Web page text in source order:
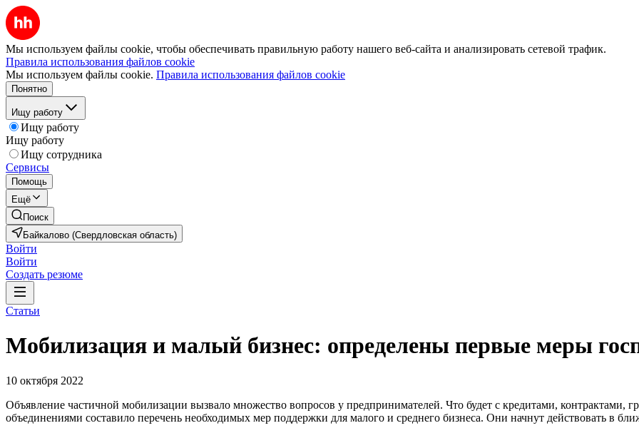
Мы используем файлы cookie, чтобы обеспечивать правильную работу нашего веб-сайта и анализировать сетевой трафик.
Правила использования файлов cookie
Мы используем файлы cookie. Правила использования файлов cookie
Понятно
Ищу работу
Ищу работу
Ищу работу
Ищу сотрудника
Сервисы
Помощь
Ещё
Поиск
Байкалово (Свердловская область)
Войти
Войти
Создать резюме
Статьи
Мобилизация и малый бизнес: определены первые меры
10 октября 2022
Объявление частичной мобилизации вызвало множество вопросов у предпринимателей. Что будет с кредитами, контрактами,
объединениями составило перечень необходимых мер поддержки для малого и среднего бизнеса. Они начнут действовать в